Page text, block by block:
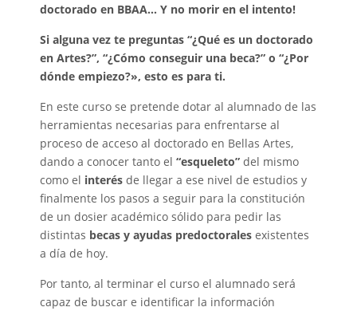
doctorado en BBAA… Y no morir en el intento!
Si alguna vez te preguntas “¿Qué es un doctorado
en Artes?”, “¿Cómo conseguir una beca?” o “¿Por
dónde empiezo?», esto es para ti.
En este curso se pretende dotar al alumnado de las
herramientas necesarias para enfrentarse al
proceso de acceso al doctorado en Bellas Artes,
dando a conocer tanto el “esqueleto” del mismo
como el interés de llegar a ese nivel de estudios y
finalmente los pasos a seguir para la constitución
de un dosier académico sólido para pedir las
distintas becas y ayudas predoctorales existentes
a día de hoy.
Por tanto, al terminar el curso el alumnado será
capaz de buscar e identificar la información